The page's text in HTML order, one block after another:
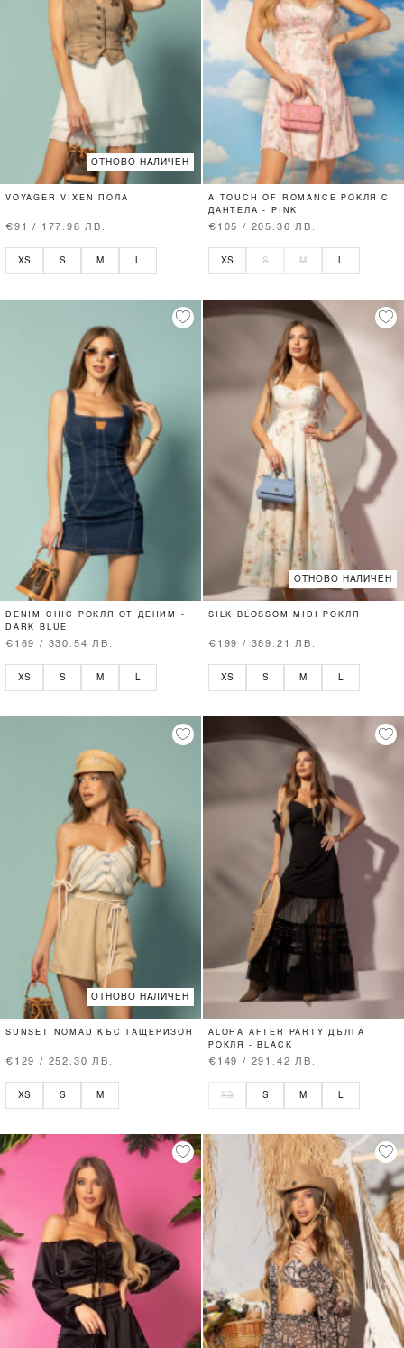
ОТНОВО НАЛИЧЕН
VOYAGER VIXEN ПОЛА
€91 / 177.98 ЛВ.
XS S M
A TOUCH OF ROMANCE РОКЛЯ С
ДАНТЕЛА - PINK
€105 / 205.36 ЛВ.
XS S M
DENIM CHIC РОКЛЯ ОТ ДЕНИМ -
DARK BLUE
€169 / 330.54 ЛВ.
XS S M L
ОТНОВО НАЛИЧЕН
SILK BLOSSOM MIDI РОКЛЯ
€199 / 389.21 ЛВ.
XS S M L
ОТНОВО НАЛИЧЕН
SUNSET NOMAD КЪС ГАЩЕРИЗОН
€129 / 252.30 ЛВ.
XS S M
ALOHA AFTER PARTY ДЪЛГА
РОКЛЯ - BLACK
€149 / 291.42 ЛВ.
XS S M